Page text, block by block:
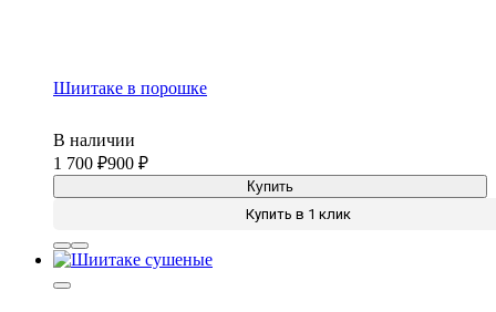
Шиитаке в порошке
В наличии
1 700
900
Купить
Купить в 1 клик